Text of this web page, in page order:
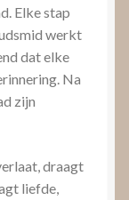
Elke stap
werkt
dat elke
Na
zijn
draagt
liefde,